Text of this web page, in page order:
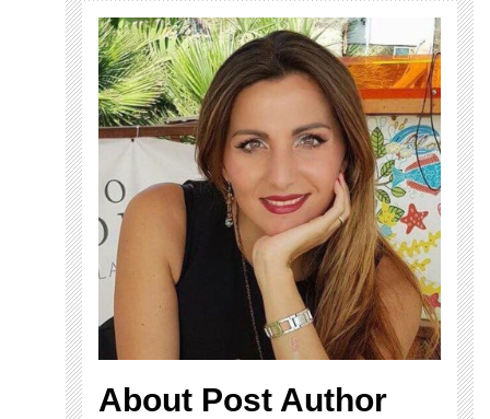
About Post Author